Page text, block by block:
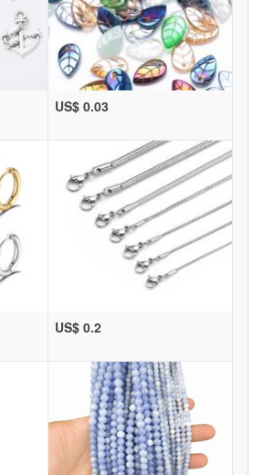
US$ 0.03
US$ 0.2